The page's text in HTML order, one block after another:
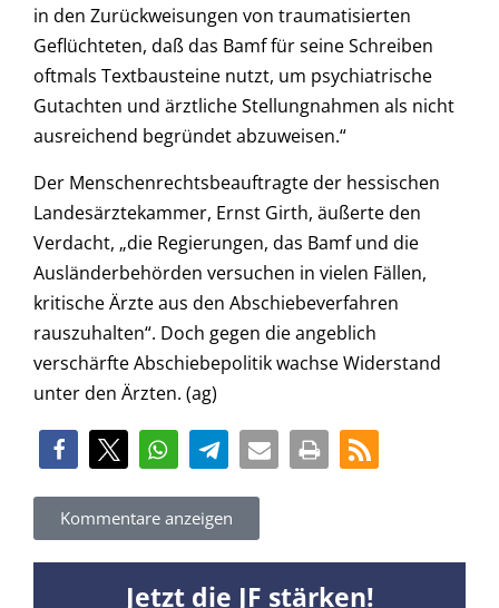
in den Zurückweisungen von traumatisierten
Geflüchteten, daß das Bamf für seine Schreiben
oftmals Textbausteine nutzt, um psychiatrische
Gutachten und ärztliche Stellungnahmen als nicht
ausreichend begründet abzuweisen.“
Der Menschenrechtsbeauftragte der hessischen
Landesärztekammer, Ernst Girth, äußerte den
Verdacht, „die Regierungen, das Bamf und die
Ausländerbehörden versuchen in vielen Fällen,
kritische Ärzte aus den Abschiebeverfahren
rauszuhalten“. Doch gegen die angeblich
verschärfte Abschiebepolitik wachse Widerstand
unter den Ärzten. (ag)
Kommentare anzeigen
Jetzt die JF stärken!